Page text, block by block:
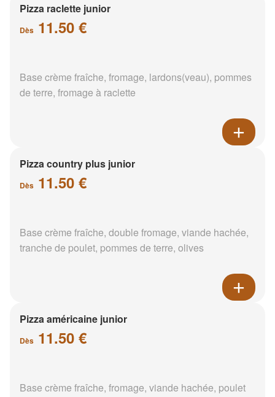
Pizza raclette junior
Dès 11.50 €
Base crème fraîche, fromage, lardons(veau), pommes
de terre, fromage à raclette
Pizza country plus junior
Dès 11.50 €
Base crème fraîche, double fromage, viande hachée,
tranche de poulet, pommes de terre, olives
Pizza américaine junior
Dès 11.50 €
Base crème fraîche, fromage, viande hachée, poulet